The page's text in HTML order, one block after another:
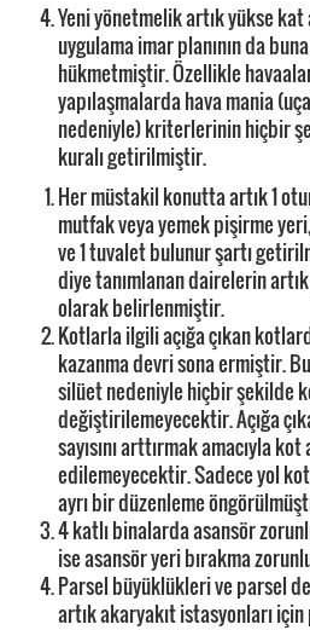
Yeni yönetmelik artık yükse kat
uygulama imar planının da
hükmetmiştir. Özellikle
yapılaşmalarda hava mania
nedeniyle) kriterlerinin hiçbir
kuralı getirilmiştir.
Her müstakil konutta artık 1
mutfak veya yemek pişirme
ve 1 tuvalet bulunur şartı
diye tanımlanan dairelerin
olarak belirlenmiştir.
Kotlarla ilgili açığa çıkan
kazanma devri sona ermiştir.
silüet nedeniyle hiçbir şekilde
değiştirilemeyecektir. Açığa
sayısını arttırmak amacıyla
edilemeyecektir. Sadece yol
ayrı bir düzenleme
4 katlı binalarda asansör
ise asansör yeri bırakma
Parsel büyüklükleri ve parsel
artık akaryakıt istasyonları